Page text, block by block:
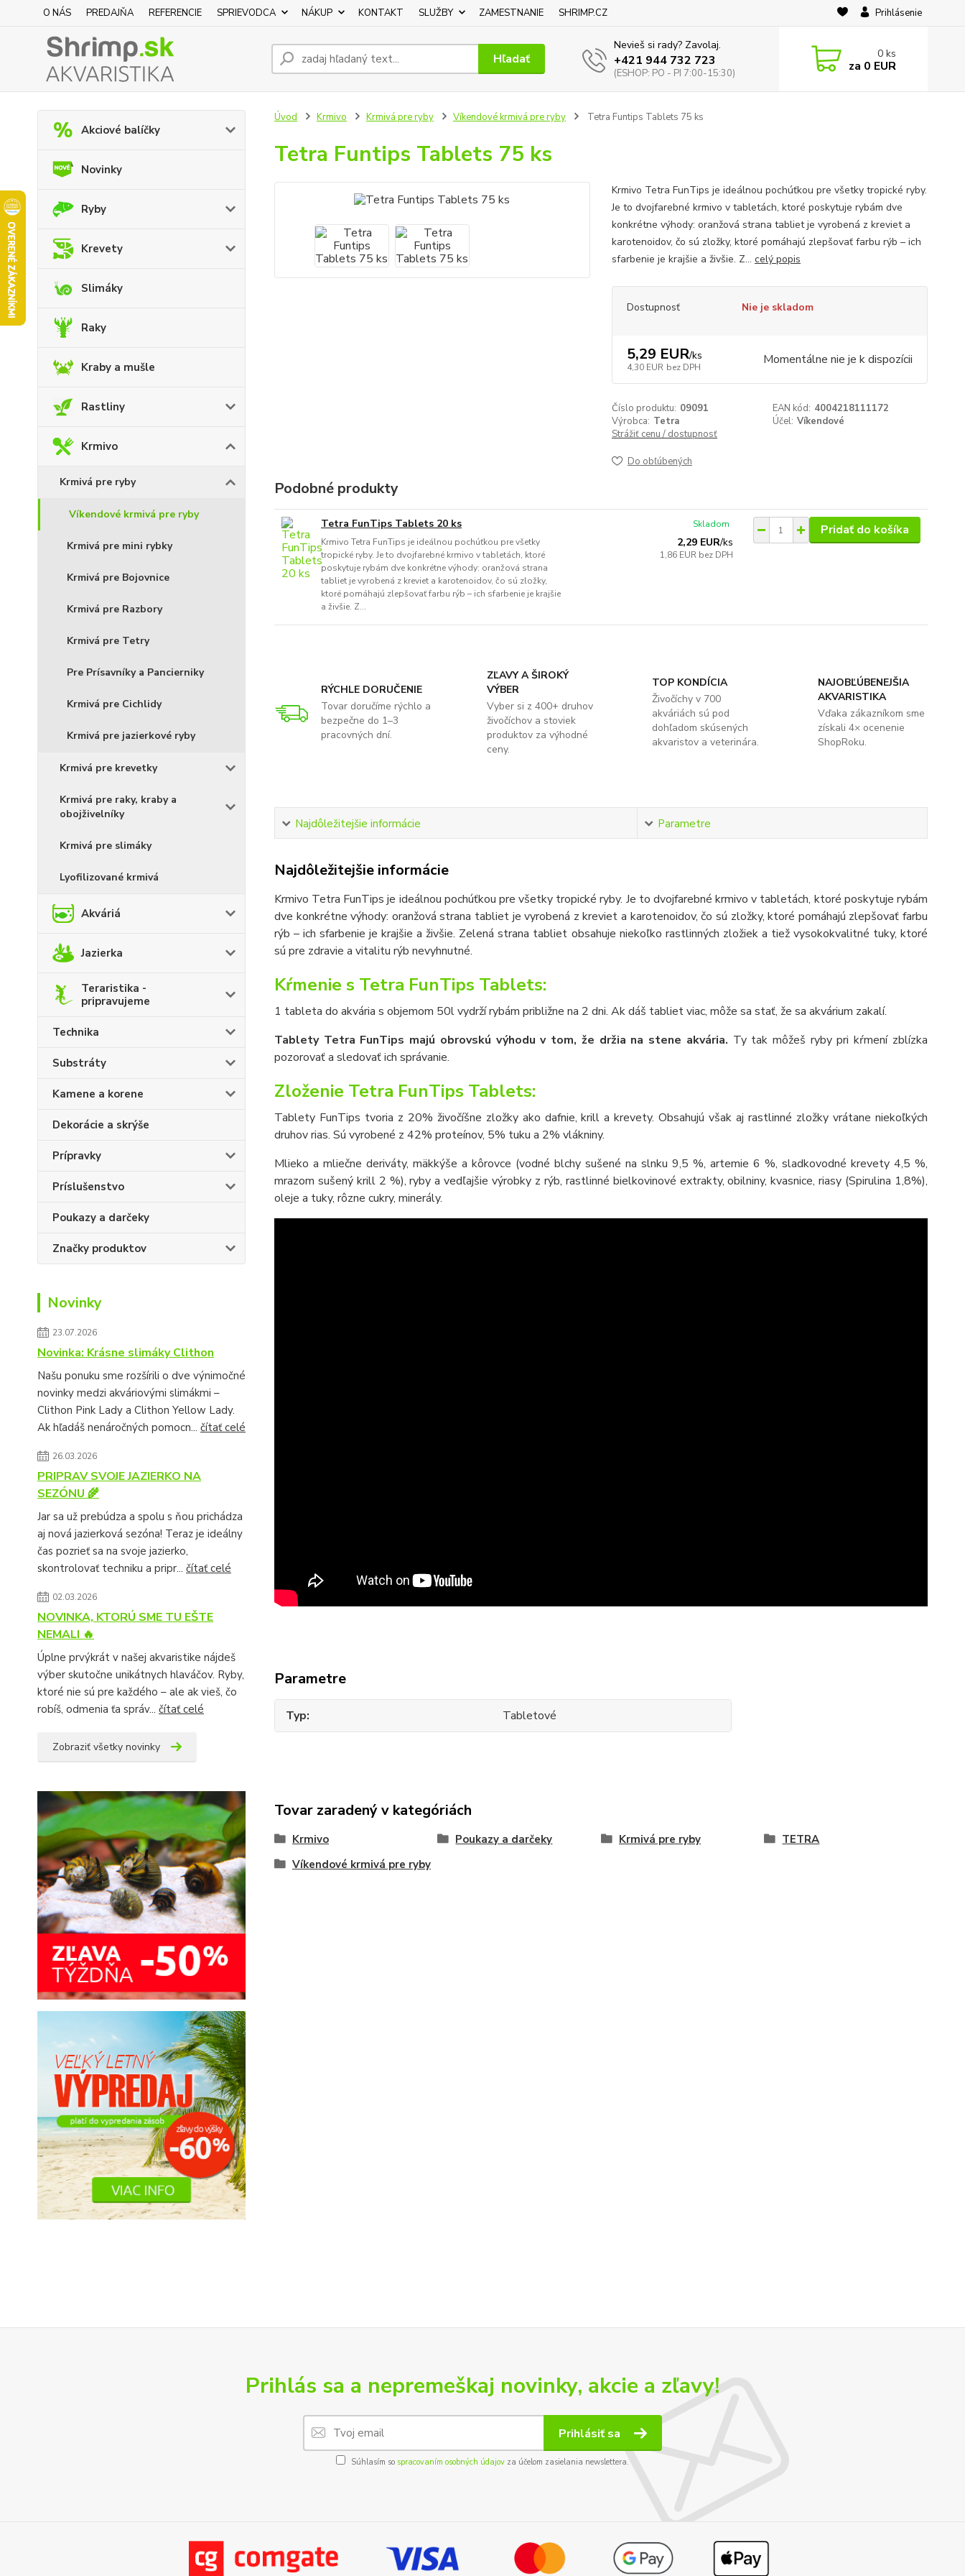
O NÁS PREDAJŇA REFERENCIE SPRIEVODCA NÁKUP KONTAKT SLUŽBY ZAMESTNANIE SHRIMP.CZ Prihlásenie
Hľadať
Nevieš si rady? Zavolaj.
+421 944 732 723
(ESHOP: PO - PI 7:00-15:30)
0 ks
za 0 EUR
Akciové balíčky
Novinky
Ryby
Krevety
Slimáky
Raky
Kraby a mušle
Rastliny
Krmivo
Krmivá pre ryby
Víkendové krmivá pre ryby
Krmivá pre mini rybky
Krmivá pre Bojovnice
Krmivá pre Razbory
Krmivá pre Tetry
Pre Prísavníky a Pancierniky
Krmivá pre Cichlidy
Krmivá pre jazierkové ryby
Krmivá pre krevetky
Krmivá pre raky, kraby a
obojživelníky
Krmivá pre slimáky
Lyofilizované krmivá
Akváriá
Jazierka
Teraristika -
pripravujeme
Technika
Substráty
Kamene a korene
Dekorácie a skrýše
Prípravky
Príslušenstvo
Poukazy a darčeky
Značky produktov
Novinky
23.07.2026
Novinka: Krásne slimáky Clithon
Našu ponuku sme rozšírili o dve výnimočné
novinky medzi akváriovými slimákmi –
Clithon Pink Lady a Clithon Yellow Lady.
Ak hľadáš nenáročných pomocn... čítať celé
26.03.2026
PRIPRAV SVOJE JAZIERKO NA
SEZÓNU 🌾
Jar sa už prebúdza a spolu s ňou prichádza
aj nová jazierková sezóna! Teraz je ideálny
čas pozrieť sa na svoje jazierko,
skontrolovať techniku a pripr... čítať celé
02.03.2026
NOVINKA, KTORÚ SME TU EŠTE
NEMALI 🔥
Úplne prvýkrát v našej akvaristike nájdeš
výber skutočne unikátnych hlaváčov. Ryby,
ktoré nie sú pre každého – ale ak vieš, čo
robíš, odmenia ťa správ... čítať celé
Zobraziť všetky novinky
Úvod Krmivo Krmivá pre ryby Víkendové krmivá pre ryby Tetra Funtips Tablets 75 ks
Tetra Funtips Tablets 75 ks
Krmivo Tetra FunTips je ideálnou pochúťkou pre všetky tropické ryby.
Je to dvojfarebné krmivo v tabletách, ktoré poskytuje rybám dve
konkrétne výhody: oranžová strana tabliet je vyrobená z kreviet a
karotenoidov, čo sú zložky, ktoré pomáhajú zlepšovať farbu rýb – ich
sfarbenie je krajšie a živšie. Z... celý popis
Dostupnosť Nie je skladom
5,29 EUR/ks
4,30 EUR bez DPH Momentálne nie je k dispozícii
Číslo produktu: 09091 EAN kód: 4004218111172
Výrobca: Tetra Účel: Víkendové
Strážiť cenu / dostupnosť
Do obľúbených
Podobné produkty
Tetra FunTips Tablets 20 ks
Krmivo Tetra FunTips je ideálnou pochúťkou pre všetky
tropické ryby. Je to dvojfarebné krmivo v tabletách, ktoré
poskytuje rybám dve konkrétne výhody: oranžová strana
tabliet je vyrobená z kreviet a karotenoidov, čo sú zložky,
ktoré pomáhajú zlepšovať farbu rýb – ich sfarbenie je krajšie
a živšie. Z...
2,29 EUR/ks
1,86 EUR bez DPH
Skladom Pridať do košíka
RÝCHLE DORUČENIE
Tovar doručíme rýchlo a
bezpečne do 1–3
pracovných dní.
ZĽAVY A ŠIROKÝ
VÝBER
Vyber si z 400+ druhov
živočíchov a stoviek
produktov za výhodné
ceny.
TOP KONDÍCIA
Živočíchy v 700
akváriách sú pod
dohľadom skúsených
akvaristov a veterinára.
NAJOBĽÚBENEJŠIA
AKVARISTIKA
Vďaka zákazníkom sme
získali 4× ocenenie
ShopRoku.
Najdôležitejšie informácie Parametre
Najdôležitejšie informácie
Krmivo Tetra FunTips je ideálnou pochúťkou pre všetky tropické ryby. Je to dvojfarebné krmivo v tabletách, ktoré poskytuje rybám
dve konkrétne výhody: oranžová strana tabliet je vyrobená z kreviet a karotenoidov, čo sú zložky, ktoré pomáhajú zlepšovať farbu
rýb – ich sfarbenie je krajšie a živšie. Zelená strana tabliet obsahuje niekoľko rastlinných zložiek a tiež vysokokvalitné tuky, ktoré
sú pre zdravie a vitalitu rýb nevyhnutné.
Kŕmenie s Tetra FunTips Tablets:
1 tableta do akvária s objemom 50l vydrží rybám približne na 2 dni. Ak dáš tabliet viac, môže sa stať, že sa akvárium zakalí.
Tablety Tetra FunTips majú obrovskú výhodu v tom, že držia na stene akvária. Ty tak môžeš ryby pri kŕmení zblízka
pozorovať a sledovať ich správanie.
Zloženie Tetra FunTips Tablets:
Tablety FunTips tvoria z 20% živočíšne zložky ako dafnie, krill a krevety. Obsahujú však aj rastlinné zložky vrátane niekoľkých
druhov rias. Sú vyrobené z 42% proteínov, 5% tuku a 2% vlákniny.
Mlieko a mliečne deriváty, mäkkýše a kôrovce (vodné blchy sušené na slnku 9,5 %, artemie 6 %, sladkovodné krevety 4,5 %,
mrazom sušený krill 2 %), ryby a vedľajšie výrobky z rýb, rastlinné bielkovinové extrakty, obilniny, kvasnice, riasy (Spirulina 1,8%),
oleje a tuky, rôzne cukry, minerály.
Parametre
Typ Tabletové
Tovar zaradený v kategóriách
Krmivo Poukazy a darčeky Krmivá pre ryby
TETRA
Víkendové krmivá pre ryby
Prihlás sa a nepremeškaj novinky, akcie a zľavy!
Prihlásiť sa
Súhlasím so spracovaním osobných údajov za účelom zasielania newslettera.